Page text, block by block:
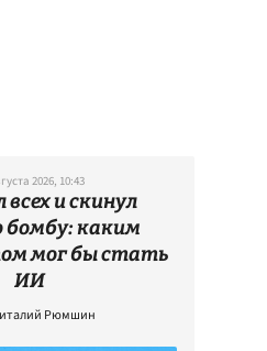
2026, 10:43
и скинул
бомбу: каким
мог бы стать
ИИ
Рюмшин